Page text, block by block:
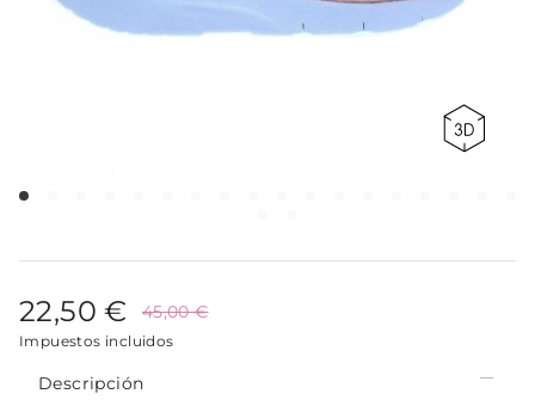
22,50 € 45,00 €
Impuestos incluidos
Descripción